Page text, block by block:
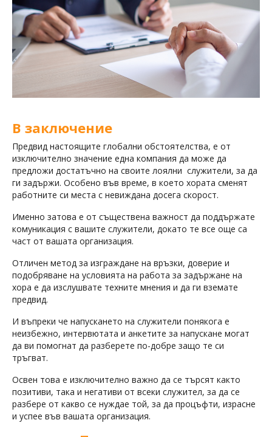
В заключение
Предвид настоящите глобални обстоятелства, е от
изключително значение една компания да може да
предложи достатъчно на своите лоялни служители, за да
ги задържи. Особено във време, в което хората сменят
работните си места с невиждана досега скорост.
Именно затова е от съществена важност да поддържате
комуникация с вашите служители, докато те все още са
част от вашата организация.
Отличен метод за изграждане на връзки, доверие и
подобряване на условията на работа за задържане на
хора е да изслушвате техните мнения и да ги вземате
предвид.
И въпреки че напускането на служители понякога е
неизбежно, интервютата и анкетите за напускане могат
да ви помогнат да разберете по-добре защо те си
тръгват.
Освен това е изключително важно да се търсят както
позитиви, така и негативи от всеки служител, за да се
разбере от какво се нуждае той, за да процъфти, израсне
и успее във вашата организация.